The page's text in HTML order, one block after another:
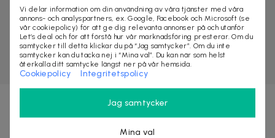
Nyhetsbrevet fyllt med fördelar
Vi delar information om din användning av våra tjänster med våra
annons- och analyspartners, ex. Google, Facebook och Microsoft (se
vår cookiepolicy) för att ge dig relevanta annonser på och utanför
Let’s deal och för att förstå hur vår marknadsföring presterar. Om du
samtycker till detta klickar du på “Jag samtycker”. Om du inte
samtycker kan du tacka nej i “Mina val”. Du kan när som helst
återkalla ditt samtycke längst ner på vår hemsida.
Cookiepolicy Integritetspolicy
Jag samtycker
Mina val